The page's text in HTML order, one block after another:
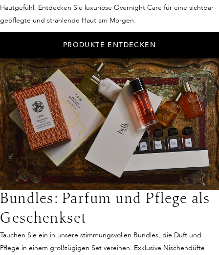
Hautgefühl. Entdecken Sie luxuriöse Overnight Care für eine sichtbar
gepflegte und strahlende Haut am Morgen.
PRODUKTE ENTDECKEN
Bundles: Parfum und Pflege als
Geschenkset
Tauchen Sie ein in unsere stimmungsvollen Bundles, die Duft und
Pflege in einem großzügigen Set vereinen. Exklusive Nischendüfte